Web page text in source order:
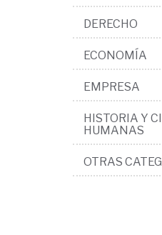
DERECHO
ECONOMÍA
EMPRESA
HISTORIA Y
HUMANAS
OTRAS